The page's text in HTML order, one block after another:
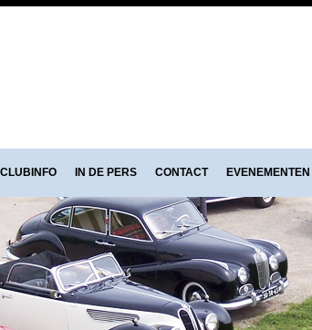
CLUBINFO IN DE PERS CONTACT EVENEMENTEN